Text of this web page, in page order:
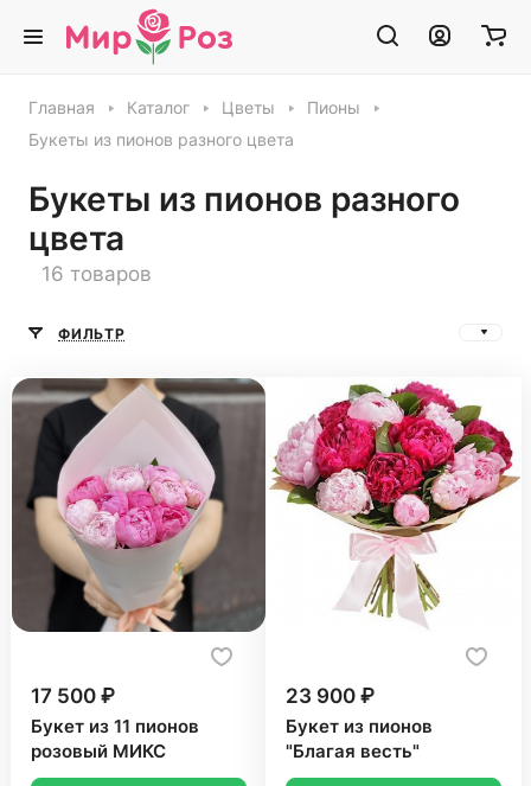
Главная Каталог Цветы
Пионы
Букеты из пионов разного цвета
Букеты из пионов разного
цвета
16 товаров
ФИЛЬТР
17 500 ₽
Букет из 11 пионов
розовый МИКС
23 900 ₽
Букет из пионов
"Благая весть"